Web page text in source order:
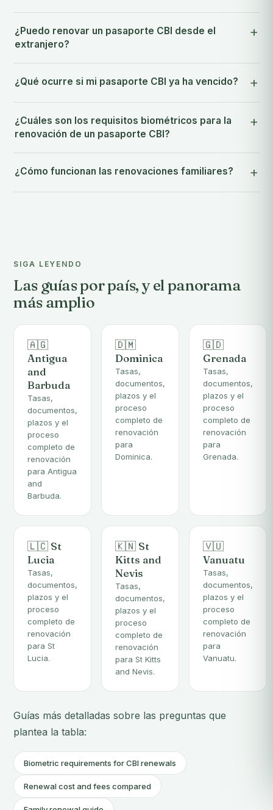
¿Puedo renovar un pasaporte CBI desde el
extranjero?
¿Qué ocurre si mi pasaporte CBI ya ha vencido?
¿Cuáles son los requisitos biométricos para la
renovación de un pasaporte CBI?
¿Cómo funcionan las renovaciones familiares?
SIGA LEYENDO
Las guías por país, y el panorama
más amplio
🇦🇬
Antigua
and
Barbuda
Tasas,
documentos,
plazos y el
proceso
completo de
renovación
para Antigua
and
Barbuda.
🇩🇲
Dominica
Tasas,
documentos,
plazos y el
proceso
completo de
renovación
para
Dominica.
🇬🇩
Grenada
Tasas,
documentos,
plazos y el
proceso
completo de
renovación
para
Grenada.
🇱🇨 St
Lucia
Tasas,
documentos,
plazos y el
proceso
completo de
renovación
para St
Lucia.
🇰🇳 St
Kitts and
Nevis
Tasas,
documentos,
plazos y el
proceso
completo de
renovación
para St Kitts
and Nevis.
🇻🇺
Vanuatu
Tasas,
documentos,
plazos y el
proceso
completo de
renovación
para
Vanuatu.
Guías más detalladas sobre las preguntas que
plantea la tabla:
Biometric requirements for CBI renewals
Renewal cost and fees compared